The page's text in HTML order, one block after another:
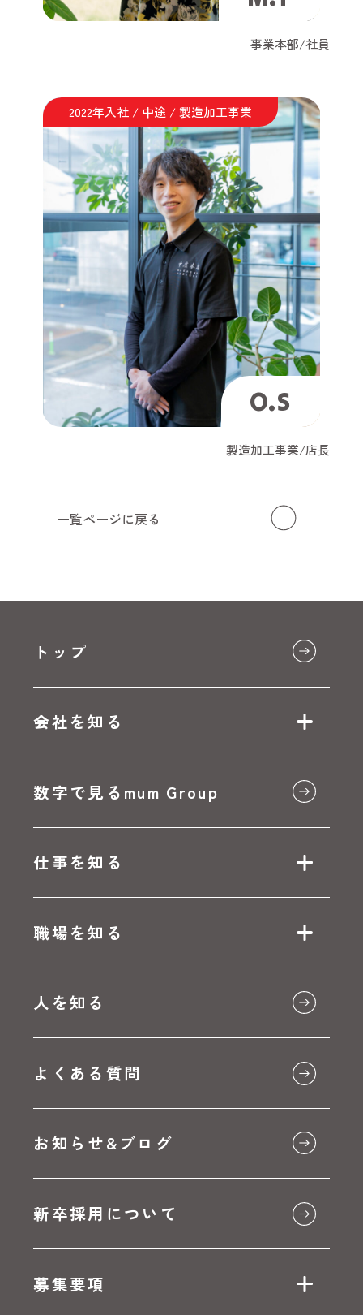
事業本部/社員
2022年入社 / 中途 / 製造加工事業
O.S
製造加工事業/店長
一覧ページに戻る
トップ
会社を知る
数字で見るmum Group
仕事を知る
職場を知る
人を知る
よくある質問
お知らせ&ブログ
新卒採用について
募集要項